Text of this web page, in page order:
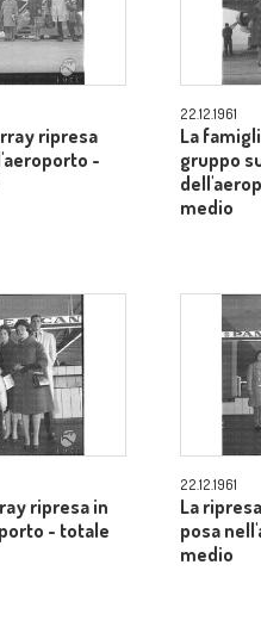
ripresa
-
22.12.1961
La
gruppo
medio
ripresa in
- totale
22.12.1961
La
posa
medio